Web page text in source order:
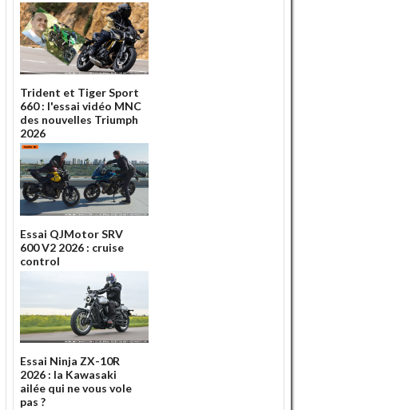
Trident et Tiger Sport
660 : l'essai vidéo MNC
des nouvelles Triumph
2026
Essai QJMotor SRV
600 V2 2026 : cruise
control
Essai Ninja ZX-10R
2026 : la Kawasaki
ailée qui ne vous vole
pas ?